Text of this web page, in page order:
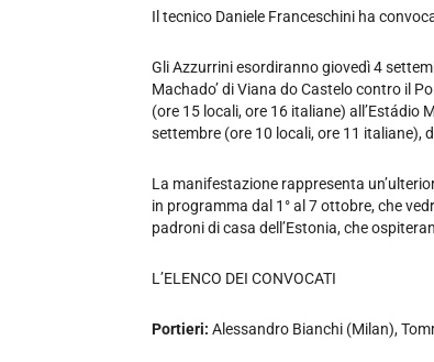
Il tecnico Daniele Franceschini ha
Gli Azzurrini esordiranno giovedì 4
Machado’ di Viana do Castelo contro il
(ore 15 locali, ore 16 italiane) all’Estádio
settembre (ore 10 locali, ore 11 italiane),
La manifestazione rappresenta
in programma dal 1° al 7 ottobre, che
padroni di casa dell’Estonia, che
L’ELENCO DEI CONVOCATI
Portieri: Alessandro Bianchi (Milan),